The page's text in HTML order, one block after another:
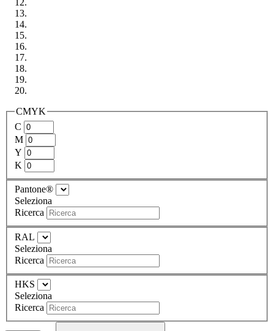
CMYK
C
M
Y
K
Pantone®
Seleziona
Ricerca
RAL
Seleziona
Ricerca
HKS
Seleziona
Ricerca